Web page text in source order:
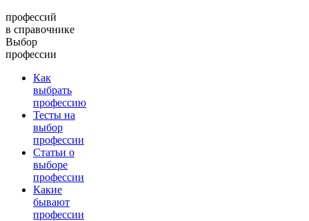
профессий
в справочнике
Выбор
профессии
Как
выбрать
профессию
Тесты на
выбор
профессии
Статьи о
выборе
профессии
Какие
бывают
профессии